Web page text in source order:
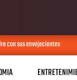
sus envejecientes